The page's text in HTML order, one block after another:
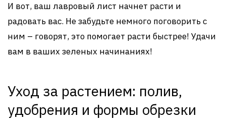
И вот, ваш лавровый лист начнет расти и
радовать вас. Не забудьте немного поговорить с
ним – говорят, это помогает расти быстрее! Удачи
вам в ваших зеленых начинаниях!
Уход за растением: полив,
удобрения и формы обрезки